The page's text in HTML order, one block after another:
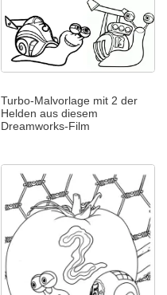
Turbo-Malvorlage mit 2 der
Helden aus diesem
Dreamworks-Film